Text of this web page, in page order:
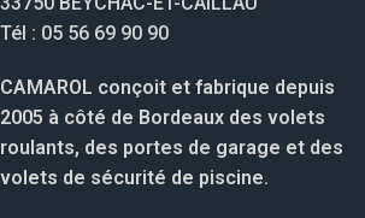
Tél : 05 56 69 90 90
CAMAROL conçoit et fabrique depuis
2005 à côté de Bordeaux des volets
roulants, des portes de garage et des
volets de sécurité de piscine.